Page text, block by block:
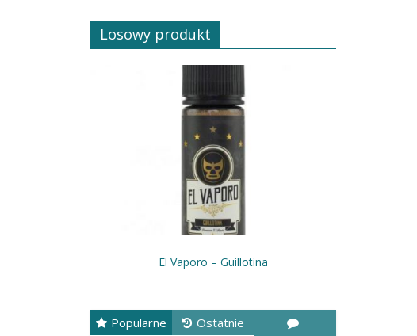
Losowy produkt
El Vaporo – Guillotina
Popularne
Ostatnie